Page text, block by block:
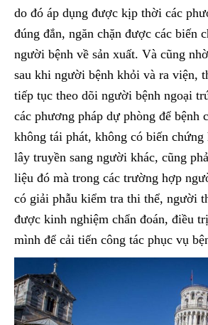
do đó áp dụng được kịp thời các
đúng đắn, ngăn chặn được các biến
người bệnh về sản xuất. Và cũng
sau khi người bệnh khỏi và ra viện,
tiếp tục theo dõi người bệnh ngoại
các phương pháp dự phòng để bệnh
không tái phát, không có biến
lây truyền sang người khác, cũng
liệu đó mà trong các trường hợp
có giải phẫu kiểm tra thi thể, người
được kinh nghiệm chẩn đoán, điều
mình để cải tiến công tác phục vụ